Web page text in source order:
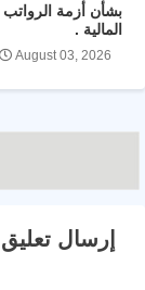
بشأن أزمة
المالية .
August 03, 2026
إرسال تعليق